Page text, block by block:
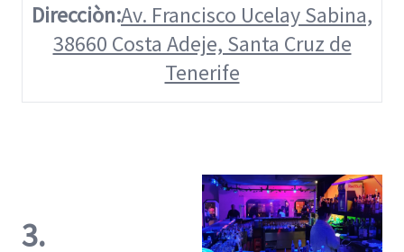
Direcciòn:Av. Francisco Ucelay Sabina,
38660 Costa Adeje, Santa Cruz de
Tenerife
3.